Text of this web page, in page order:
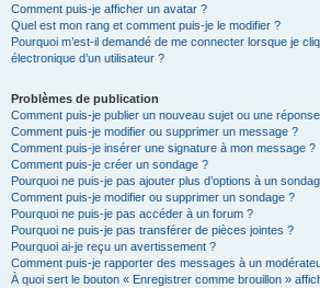
Comment puis-je afficher un avatar ?
Quel est mon rang et comment puis-je le modifier ?
Pourquoi m’est-il demandé de me connecter lorsque je
électronique d’un utilisateur ?
Problèmes de publication
Comment puis-je publier un nouveau sujet ou une
Comment puis-je modifier ou supprimer un message ?
Comment puis-je insérer une signature à mon message ?
Comment puis-je créer un sondage ?
Pourquoi ne puis-je pas ajouter plus d’options à un
Comment puis-je modifier ou supprimer un sondage ?
Pourquoi ne puis-je pas accéder à un forum ?
Pourquoi ne puis-je pas transférer de pièces jointes ?
Pourquoi ai-je reçu un avertissement ?
Comment puis-je rapporter des messages à un
À quoi sert le bouton « Enregistrer comme brouillon »